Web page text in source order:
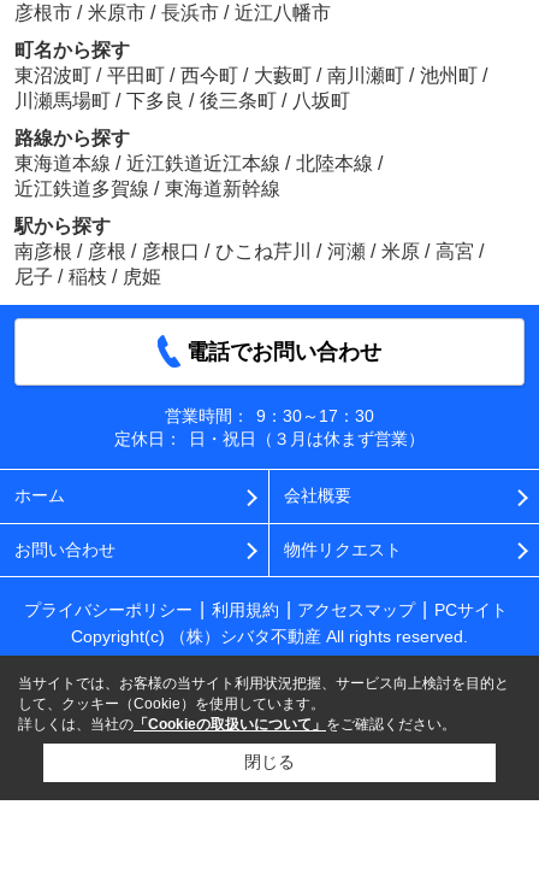
彦根市 / 米原市 / 長浜市 / 近江八幡市
町名から探す
東沼波町 / 平田町 / 西今町 / 大藪町 / 南川瀬町 / 池州町 /
川瀬馬場町 / 下多良 / 後三条町 / 八坂町
路線から探す
東海道本線 / 近江鉄道近江本線 / 北陸本線 /
近江鉄道多賀線 / 東海道新幹線
駅から探す
南彦根 / 彦根 / 彦根口 / ひこね芹川 / 河瀬 / 米原 / 高宮 /
尼子 / 稲枝 / 虎姫
電話でお問い合わせ
営業時間：
9：30～17：30
定休日：
日・祝日（３月は休まず営業）
ホーム 会社概要
お問い合わせ 物件リクエスト
プライバシーポリシー 利用規約 アクセスマップ
PCサイト
Copyright(c) （株）シバタ不動産 All rights reserved.
当サイトでは、お客様の当サイト利用状況把握、サービス向上検討を目的と
して、クッキー（Cookie）を使用しています。
詳しくは、当社の 「Cookieの取扱いについて」 をご確認ください。
閉じる